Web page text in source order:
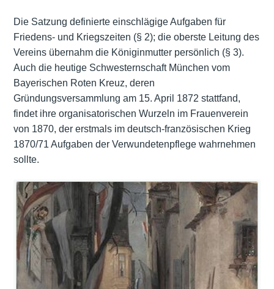
Die Satzung definierte einschlägige Aufgaben für
Friedens- und Kriegszeiten (§ 2); die oberste Leitung des
Vereins übernahm die Königinmutter persönlich (§ 3).
Auch die heutige Schwesternschaft München vom
Bayerischen Roten Kreuz, deren
Gründungsversammlung am 15. April 1872 stattfand,
findet ihre organisatorischen Wurzeln im Frauenverein
von 1870, der erstmals im deutsch-französischen Krieg
1870/71 Aufgaben der Verwundetenpflege wahrnehmen
sollte.